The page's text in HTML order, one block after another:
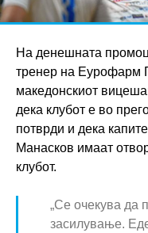
На денешната
тренер на Еурофарм
македонскиот
дека клубот е во
потврди и дека
Манасков имаат
клубот.
„Се очекува да
засилување.